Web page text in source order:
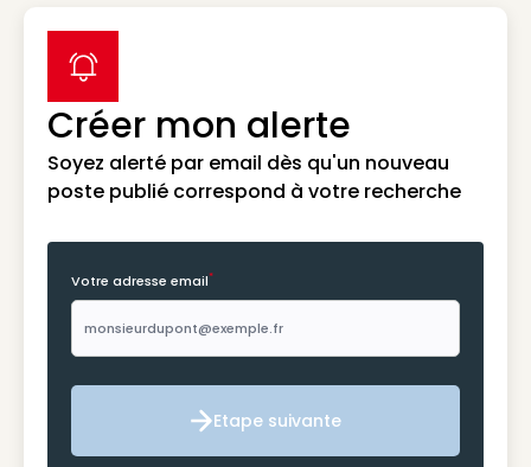
Créer mon alerte
Soyez alerté par email dès qu'un nouveau
poste publié correspond à votre recherche
label icon
Votre adresse email*
Etape suivante
Etape suivante